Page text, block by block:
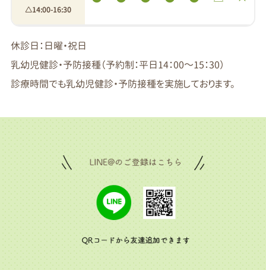
△14:00-16:30
休診日：日曜・祝日
乳幼児健診・予防接種（予約制：平日14：00～15：30）
診療時間でも乳幼児健診・予防接種を実施しております。